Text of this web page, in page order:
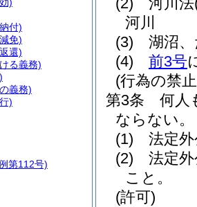
河川
(3)
湖沼
(4)
前3号
(行為の禁
第3条
何人
ならない。
(1)
法定
(2)
法定
こと。
(許可)
付)
免)
還)
る義務)
義務)
)
第112号)